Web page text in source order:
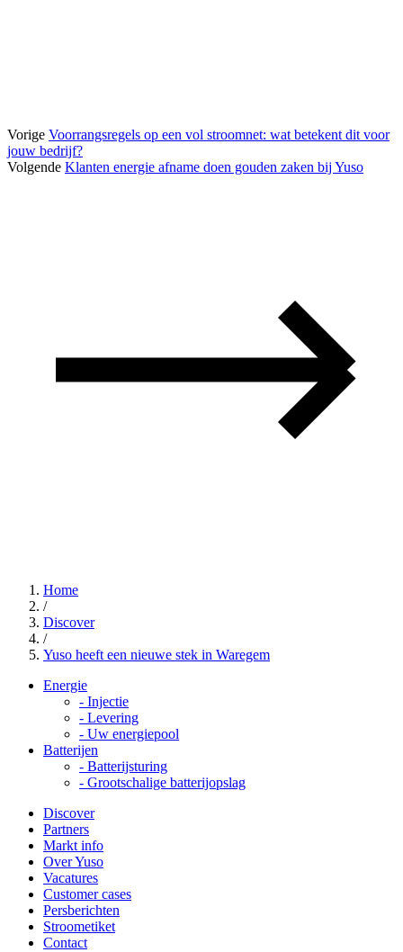
Vorige Voorrangsregels op een vol stroomnet: wat betekent dit voor
jouw bedrijf?
Volgende Klanten energie afname doen gouden zaken bij Yuso
Home
/
Discover
/
Yuso heeft een nieuwe stek in Waregem
Energie
- Injectie
- Levering
- Uw energiepool
Batterijen
- Batterijsturing
- Grootschalige batterijopslag
Discover
Partners
Markt info
Over Yuso
Vacatures
Customer cases
Persberichten
Stroometiket
Contact